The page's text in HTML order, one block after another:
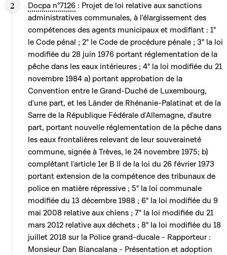
Docpa n°7126 : Projet de loi relative aux sanctions
administratives communales, à l'élargissement des
compétences des agents municipaux et modifiant : 1°
le Code pénal ; 2° le Code de procédure pénale ; 3° la loi
modifiée du 28 juin 1976 portant réglementation de la
pêche dans les eaux intérieures ; 4° la loi modifiée du 21
novembre 1984 a) portant approbation de la
Convention entre le Grand-Duché de Luxembourg,
d'une part, et les Länder de Rhénanie-Palatinat et de la
Sarre de la République Fédérale d'Allemagne, d'autre
part, portant nouvelle réglementation de la pêche dans
les eaux frontalières relevant de leur souveraineté
commune, signée à Trèves, le 24 novembre 1975; b)
complétant l'article 1er B II de la loi du 26 février 1973
portant extension de la compétence des tribunaux de
police en matière répressive ; 5° la loi communale
modifiée du 13 décembre 1988 ; 6° la loi modifiée du 9
mai 2008 relative aux chiens ; 7° la loi modifiée du 21
mars 2012 relative aux déchets ; 8° la loi modifiée du 18
juillet 2018 sur la Police grand-ducale - Rapporteur :
Monsieur Dan Biancalana - Présentation et adoption